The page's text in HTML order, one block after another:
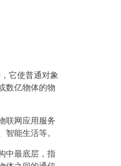
它使普通对象
数亿物体的物
联网应用服务
能生活等。
中最底层，指